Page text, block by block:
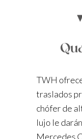
TWH
traslados
chófer de
lujo le
Mercedes